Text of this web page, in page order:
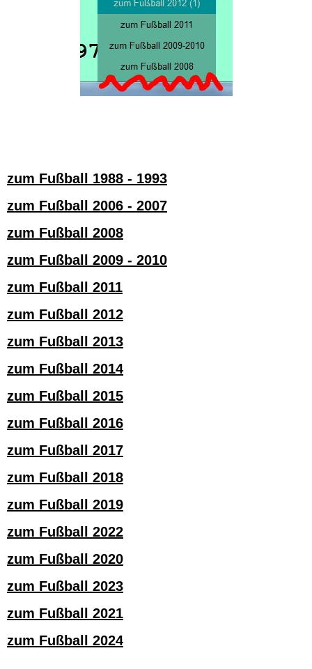
zum Fußball 1988 - 1993
zum Fußball 2006 - 2007
zum Fußball 2008
zum Fußball 2009 - 2010
zum Fußball 2011
zum Fußball 2012
zum Fußball 2013
zum Fußball 2014
zum Fußball 2015
zum Fußball 2016
zum Fußball 2017
zum Fußball 2018
zum Fußball 2019
zum Fußball 2022
zum Fußball 2020
zum Fußball 2023
zum Fußball 2021
zum Fußball 2024